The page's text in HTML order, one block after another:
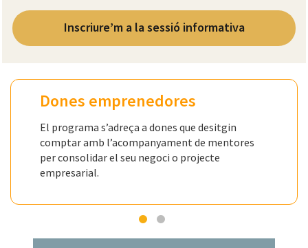
Inscriure’m a la sessió informativa
Dones emprenedores
El programa s’adreça a dones que desitgin
comptar amb l’acompanyament de mentores
per consolidar el seu negoci o projecte
empresarial.